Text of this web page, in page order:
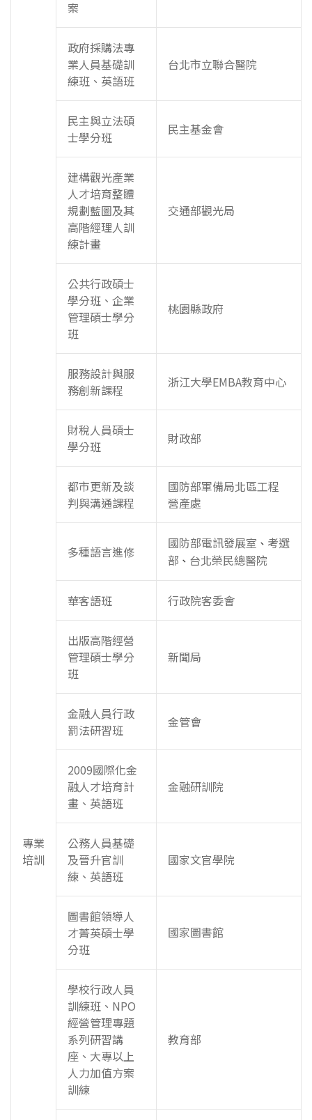
專業
培訓
案
政府採購法專
業人員基礎訓
練班、英語班
台北市立聯合醫院
民主與立法碩
士學分班
民主基金會
建構觀光產業
人才培育整體
規劃藍圖及其
高階經理人訓
練計畫
交通部觀光局
公共行政碩士
學分班、企業
管理碩士學分
班
桃園縣政府
服務設計與服
務創新課程
浙江大學EMBA教育中心
財稅人員碩士
學分班
財政部
都市更新及談
判與溝通課程
國防部軍備局北區工程
營產處
多種語言進修
國防部電訊發展室 、 考選
部 、 台北榮民總醫院
華客語班 行政院客委會
出版高階經營
管理碩士學分
班
新聞局
金融人員行政
罰法研習班
金管會
2009國際化金
融人才培育計
畫、英語班
金融研訓院
公務人員基礎
及晉升官訓
練、英語班
國家文官學院
圖書館領導人
才菁英碩士學
分班
國家圖書館
學校行政人員
訓練班、NPO
經營管理專題
系列研習講
座、大專以上
人力加值方案
訓練
教育部